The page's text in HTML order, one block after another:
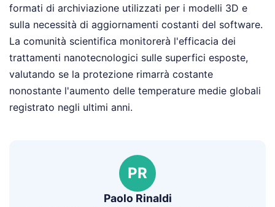
formati di archiviazione utilizzati per i modelli 3D e
sulla necessità di aggiornamenti costanti del software.
La comunità scientifica monitorerà l'efficacia dei
trattamenti nanotecnologici sulle superfici esposte,
valutando se la protezione rimarrà costante
nonostante l'aumento delle temperature medie globali
registrato negli ultimi anni.
PR
Paolo Rinaldi